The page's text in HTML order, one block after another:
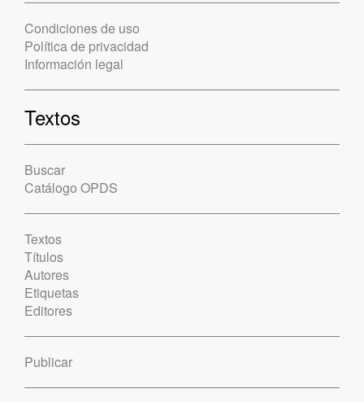
Condiciones de uso
Política de privacidad
Información legal
Textos
Buscar
Catálogo OPDS
Textos
Títulos
Autores
Etiquetas
Editores
Publicar